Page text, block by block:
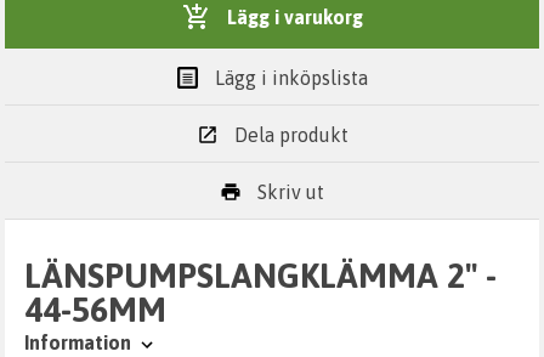
Lägg i varukorg
Lägg i inköpslista
Dela produkt
Skriv ut
LÄNSPUMPSLANGKLÄMMA 2" -
44-56MM
Information